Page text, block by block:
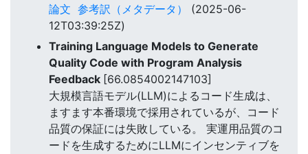
論文 参考訳（メタデータ）
(2025-06-
12T03:39:25Z)
Training Language Models to Generate
Quality Code with Program Analysis
Feedback [66.0854002147103]
大規模言語モデル(LLM)によるコード生成は、
ますます本番環境で採用されているが、コード
品質の保証には失敗している。 実運用品質のコ
ードを生成するためにLLMにインセンティブを